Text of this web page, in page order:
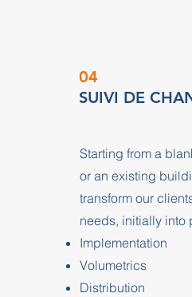
04
SUIVI DE
Starting from a
or an existing
transform our
needs, initially into
Implementation
Volumetrics
Distribution